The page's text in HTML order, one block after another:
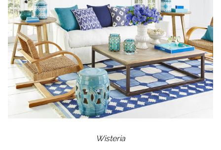
Wisteria